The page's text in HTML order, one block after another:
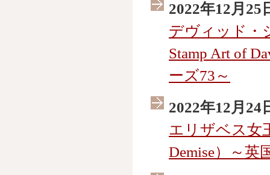
2022年12月25
デヴィッド・
Stamp Art of
ーズ73～
2022年12月24
エリザベス女
Demise）～英